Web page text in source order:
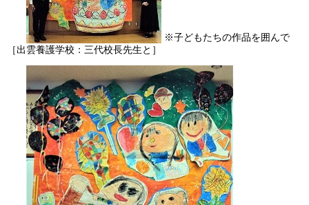
※子どもたちの作品を囲んで
［出雲養護学校：三代校長先生と］